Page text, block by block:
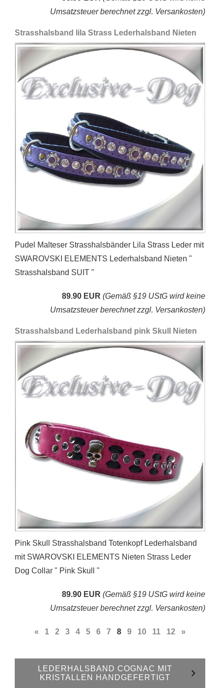
Umsatzsteuer berechnet zzgl. Versankosten)
Strasshalsband lila Strass Lederhalsband Nieten
Pudel Malteser Strasshalsbänder Lila Strass Leder mit
SWAROVSKI ELEMENTS Lederhalsband Nieten "
Strasshalsband SUIT "
89.90 EUR (Gemäß §19 UStG wird keine
Umsatzsteuer berechnet zzgl. Versankosten)
Strasshalsband Lederhalsband pink Skull Nieten
Pink Skull Strasshalsband Totenkopf Lederhalsband
mit SWAROVSKI ELEMENTS Nieten Strass Leder
Dog Collar " Pink Skull "
89.90 EUR (Gemäß §19 UStG wird keine
Umsatzsteuer berechnet zzgl. Versankosten)
« 1 2 3 4 5 6 7 8 9 10 11 12 »
LEDERHALSBAND COGNAC MIT
KRISTALLEN HANDGEFERTIGT